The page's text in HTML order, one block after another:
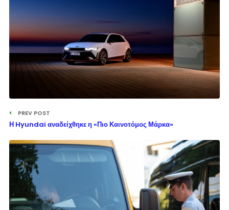
PREV POST
Η Hyundai αναδείχθηκε η «Πιο Καινοτόμος Μάρκα»